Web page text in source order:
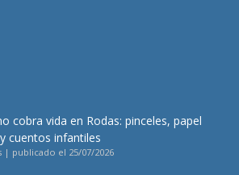
cobra vida en Rodas: pinceles, papel
cuentos infantiles
| publicado el 25/07/2026